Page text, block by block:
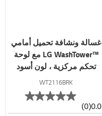
غسالة ونشافة تحميل أمامي
™LG WashTower مع لوحة
تحكم مركزية ، لون أسود
ستانليس، 21 كجم غسالة و
16 كجم نشافة
WT2116BRK
0.0
(0)